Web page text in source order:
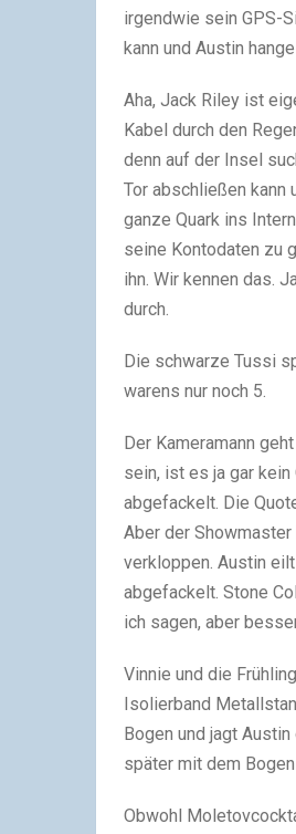
irgendwie sein GPS-
kann und Austin
Aha, Jack Riley ist
Kabel durch den
denn auf der Insel
Tor abschließen
ganze Quark ins
seine Kontodaten zu
ihn. Wir kennen das.
durch.
Die schwarze Tussi
warens nur noch 5.
Der Kameramann
sein, ist es ja gar
abgefackelt. Die
Aber der Showmaster
verkloppen. Austin
abgefackelt. Stone
ich sagen, aber
Vinnie und die
Isolierband
Bogen und jagt
später mit dem
Obwohl